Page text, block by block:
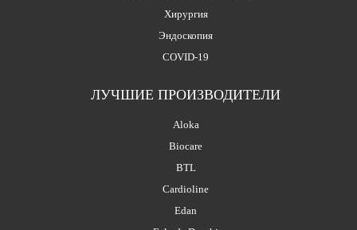
Хирургия
Эндоскопия
COVID-19
ЛУЧШИЕ ПРОИЗВОДИТЕЛИ
Aloka
Biocare
BTL
Cardioline
Edan